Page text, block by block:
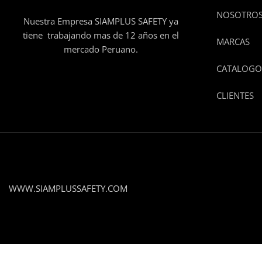
Nuestra Empresa SIAMPLUS SAFETY ya
tiene trabajando mas de 12 años en el
mercado Peruano.
MARCAS
CATALOGO
CLIENTES
WWW.SIAMPLUSSAFETY.COM